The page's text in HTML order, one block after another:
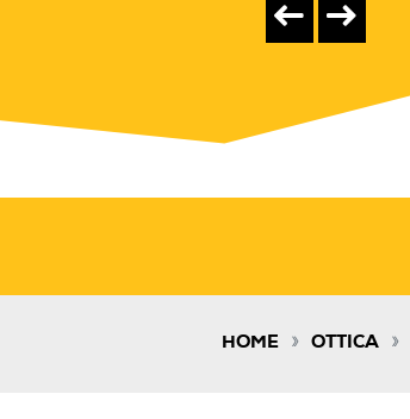
HOME » OTTICA »